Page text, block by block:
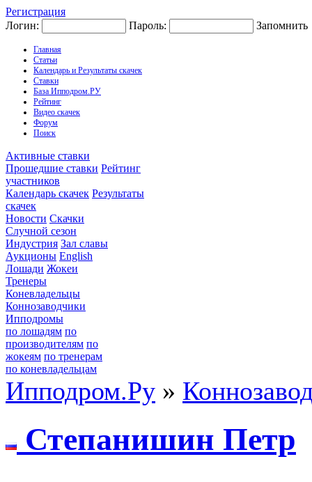
Регистрация
Логин:
Пароль: Запомнить
Главная
Статьи
Календарь и Результаты скачек
Ставки
База Ипподром.РУ
Рейтинг
Видео скачек
Форум
Поиск
Активные ставки
Прошедшие ставки Рейтинг
участников
Календарь скачек Результаты
скачек
Новости Скачки
Случной сезон
Индустрия Зал славы
Аукционы English
Лошади Жокеи
Тренеры
Коневладельцы
Коннозаводчики
Ипподромы
по лошадям по
производителям по
жокеям по тренерам
по коневладельцам
Ипподром.Ру »
Стeпaнишин Пeтp